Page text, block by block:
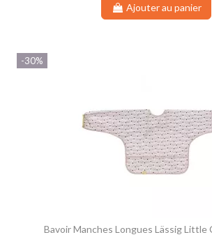
Ajouter au panier
-30%
Bavoir Manches Longues Lässig Little